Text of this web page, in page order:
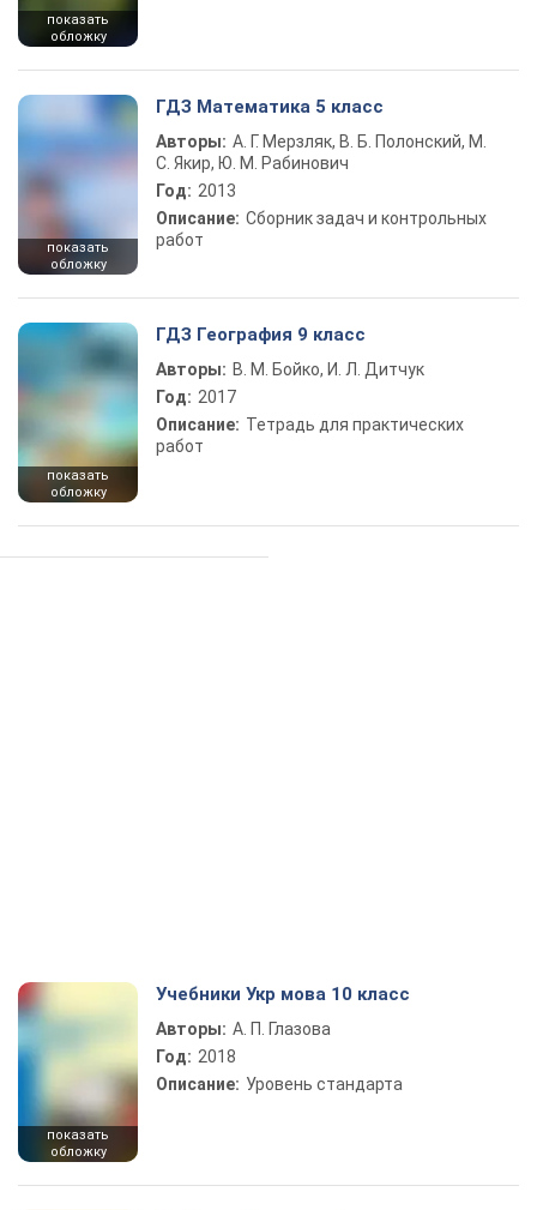
показать
обложку
показать
обложку
ГДЗ Математика 5 класс
Авторы: А. Г. Мерзляк, В. Б. Полонский, М.
С. Якир, Ю. М. Рабинович
Год: 2013
Описание: Сборник задач и контрольных
работ
показать
обложку
ГДЗ География 9 класс
Авторы: В. М. Бойко, И. Л. Дитчук
Год: 2017
Описание: Тетрадь для практических
работ
показать
обложку
Учебники Укр мова 10 класс
Авторы: А. П. Глазова
Год: 2018
Описание: Уровень стандарта